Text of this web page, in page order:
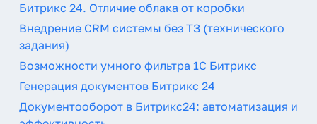
Битрикс 24. Отличие облака от коробки
Внедрение CRM системы без ТЗ (технического
задания)
Возможности умного фильтра 1С Битрикс
Генерация документов Битрикс 24
Документооборот в Битрикс24: автоматизация и